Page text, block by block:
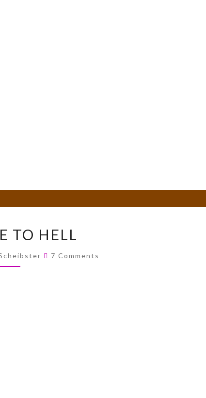
HELL
TO HELL
Comments
7 Comments